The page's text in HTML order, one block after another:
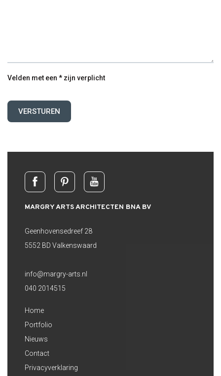
Velden met een * zijn verplicht
VERSTUREN
MARGRY ARTS ARCHITECTEN BNA BV
Geenhovensedreef 28
5552 BD Valkenswaard
info@margry-arts.nl
040 2014515
Home
Portfolio
Nieuws
Contact
Privacyverklaring